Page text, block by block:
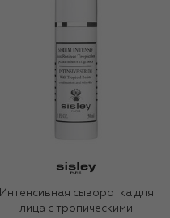
Интенсивная сыворотка для
лица с тропическими